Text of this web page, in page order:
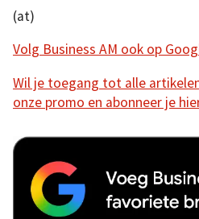
(at)
Volg Business AM ook op
Wil je toegang tot alle
onze promo en abonneer je